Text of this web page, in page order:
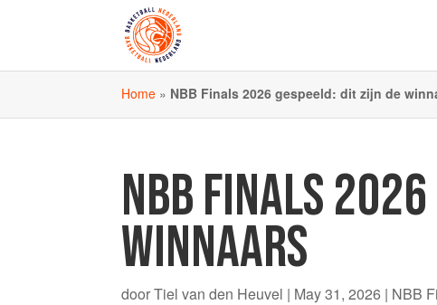
Home » NBB Finals 2026 gespeeld: dit zijn de
NBB FINALS 2026
WINNAARS
doorTiel van den Heuvel | May 31, 2026 | NBB